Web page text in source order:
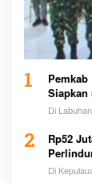
1
Siapkan
Di
2
Rp52
Di